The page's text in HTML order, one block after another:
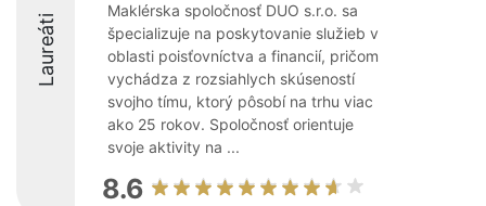
Laureáti
Maklérska spoločnosť DUO s.r.o. sa
špecializuje na poskytovanie služieb v
oblasti poisťovníctva a financií, pričom
vychádza z rozsiahlych skúseností
svojho tímu, ktorý pôsobí na trhu viac
ako 25 rokov. Spoločnosť orientuje
svoje aktivity na ...
8.6